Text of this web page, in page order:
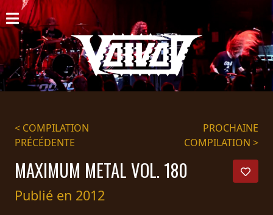
ACCUEIL
NOUVELLES
CONCERTS
DISCOGRAPHIE
GALERIE
BIO
PANIER
< COMPILATION
PRÉCÉDENTE
PROCHAINE
COMPILATION >
MAXIMUM METAL VOL. 180
Publié en 2012